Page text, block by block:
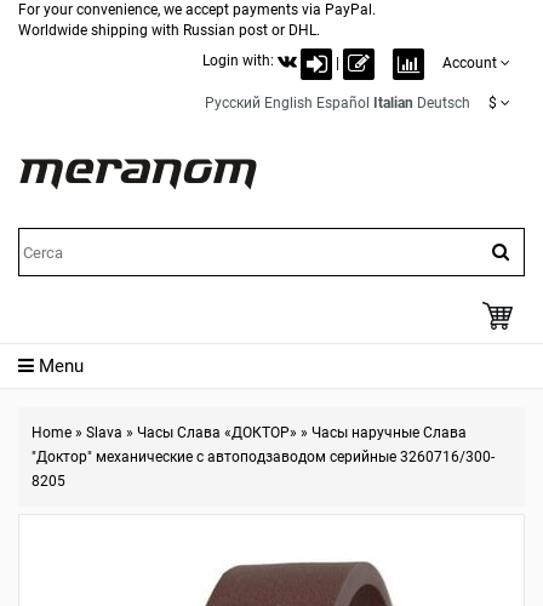
For your convenience, we accept payments via PayPal.
Worldwide shipping with Russian post or DHL.
Login with:
Account
Русский English Español Italian Deutsch $
Menu
Home » Slava » Часы Слава «ДОКТОР» » Часы наручные Слава
"Доктор" механические с автоподзаводом серийные 3260716/300-
8205